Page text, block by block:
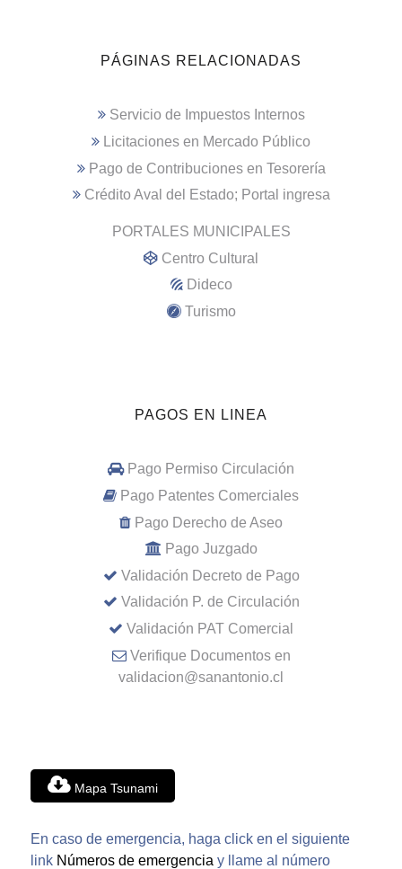
PÁGINAS RELACIONADAS
Servicio de Impuestos Internos
Licitaciones en Mercado Público
Pago de Contribuciones en Tesorería
Crédito Aval del Estado; Portal ingresa
PORTALES MUNICIPALES
Centro Cultural
Dideco
Turismo
PAGOS EN LINEA
Pago Permiso Circulación
Pago Patentes Comerciales
Pago Derecho de Aseo
Pago Juzgado
Validación Decreto de Pago
Validación P. de Circulación
Validación PAT Comercial
Verifique Documentos en
validacion@sanantonio.cl
Mapa Tsunami
En caso de emergencia, haga click en el siguiente
link Números de emergencia y llame al número